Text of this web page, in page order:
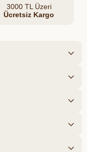
3000 TL Üzeri
Ücretsiz Kargo